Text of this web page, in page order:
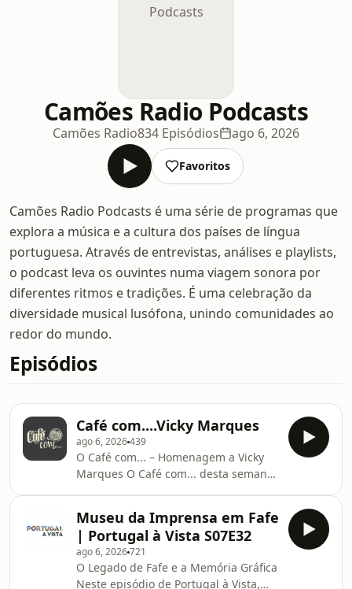
Camões Radio Podcasts
Camões Radio834 Episódios ago 6, 2026
Favoritos
Camões Radio Podcasts é uma série de programas que
explora a música e a cultura dos países de língua
portuguesa. Através de entrevistas, análises e playlists,
o podcast leva os ouvintes numa viagem sonora por
diferentes ritmos e tradições. É uma celebração da
diversidade musical lusófona, unindo comunidades ao
redor do mundo.
Episódios
Café com....Vicky Marques
ago 6, 2026439
O Café com... – Homenagem a Vicky
Marques O Café com... desta semana
da percussão portuguesa que nos
deixou recentemente: Vicky Marques.
Como justo reconhecimento pelo seu
legado inestimável na música
Museu da Imprensa em Fafe
| Portugal à Vista S07E32
ago 6, 2026721
O Legado de Fafe e a Memória Gráfica
Neste episódio de Portugal à Vista,